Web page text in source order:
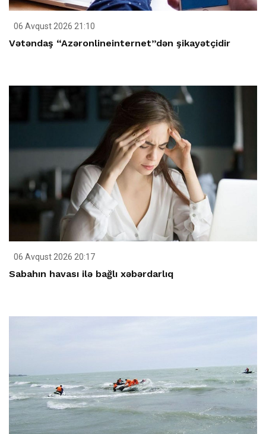
06 Avqust 2026 21:10
Vətəndaş “Azəronlineinternet”dən şikayətçidir
06 Avqust 2026 20:17
Sabahın havası ilə bağlı xəbərdarlıq